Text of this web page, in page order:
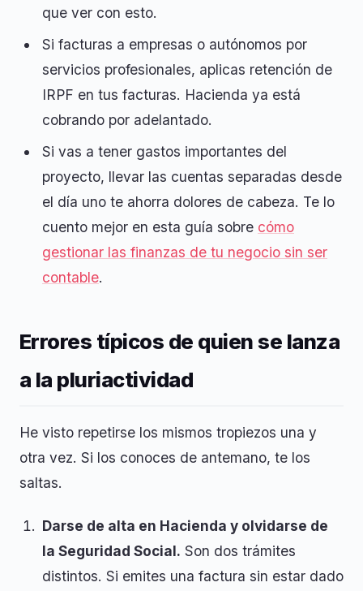
que ver con esto.
Si facturas a empresas o autónomos por
servicios profesionales, aplicas retención de
IRPF en tus facturas. Hacienda ya está
cobrando por adelantado.
Si vas a tener gastos importantes del
proyecto, llevar las cuentas separadas desde
el día uno te ahorra dolores de cabeza. Te lo
cuento mejor en esta guía sobre cómo
gestionar las finanzas de tu negocio sin ser
contable.
Errores típicos de quien se lanza
a la pluriactividad
He visto repetirse los mismos tropiezos una y
otra vez. Si los conoces de antemano, te los
saltas.
Darse de alta en Hacienda y olvidarse de
la Seguridad Social. Son dos trámites
distintos. Si emites una factura sin estar dado